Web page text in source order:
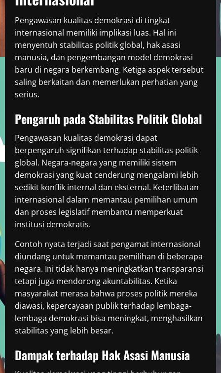
Pengawasan kualitas demokrasi di tingkat
internasional memiliki implikasi luas. Hal ini
menyentuh stabilitas politik global, hak asasi
manusia, dan pengembangan model demokrasi
baru di negara berkembang. Ketiga aspek tersebut
saling berkaitan dan memerlukan perhatian yang
serius.
Pengaruh pada Stabilitas Politik Global
Pengawasan kualitas demokrasi dapat
berpengaruh signifikan terhadap stabilitas politik
global. Negara-negara yang memiliki sistem
demokrasi yang kuat cenderung mengalami lebih
sedikit konflik internal dan eksternal. Keterlibatan
internasional dalam memantau pemilihan umum
dan proses legislatif membantu memperkuat
institusi demokratis.
Contoh nyata terjadi saat pengamat internasional
diundang untuk memantau pemilihan di beberapa
negara. Ini tidak hanya meningkatkan transparansi
tetapi juga mendorong akuntabilitas. Ketika
masyarakat merasa bahwa proses politik mereka
diawasi, kepercayaan publik terhadap lembaga-
lembaga demokrasi bisa meningkat, menghasilkan
stabilitas yang lebih besar.
Dampak terhadap Hak Asasi Manusia